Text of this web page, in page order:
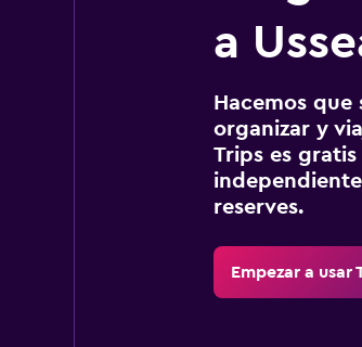
a
Hacemos
organizar y
Trips es
reserves.
Empezar a usar